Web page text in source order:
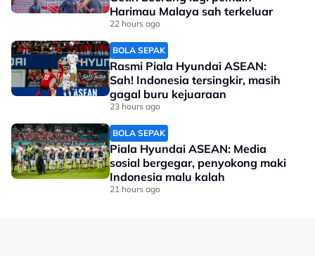
"Beraksi di Bangkok, sudah pasti mereka akan
menghadirkan permainan terbaik di sana nanti."
No node context available.
Related Topics
Harimau Malaya sah terkeluar
22 hours ago
BOLA SEPAK
Rasmi Piala Hyundai ASEAN:
Sah! Indonesia tersingkir, masih
gagal buru kejuaraan
23 hours ago
BOLA SEPAK
Piala Hyundai ASEAN: Media
sosial bergegar, penyokong maki
Indonesia malu kalah
21 hours ago